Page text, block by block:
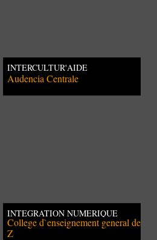
INTERCULTUR'AIDE
Audencia Centrale
INTEGRATION NUMERIQUE
College d`enseignement general de
Z